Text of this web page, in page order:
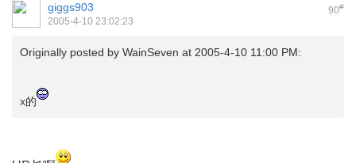
90#
giggs903
2005-4-10 23:02:23
Originally posted by WainSeven at 2005-4-10 11:00 PM:
x的